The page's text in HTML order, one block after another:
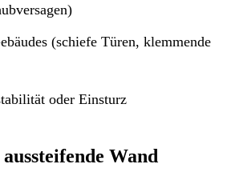
(schiefe Türen, klemmende
oder Einsturz
Wand